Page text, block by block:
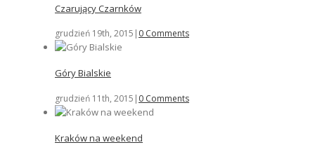
Czarujący Czarnków
grudzień 19th, 2015 | 0 Comments
Góry Bialskie
grudzień 11th, 2015 | 0 Comments
Kraków na weekend